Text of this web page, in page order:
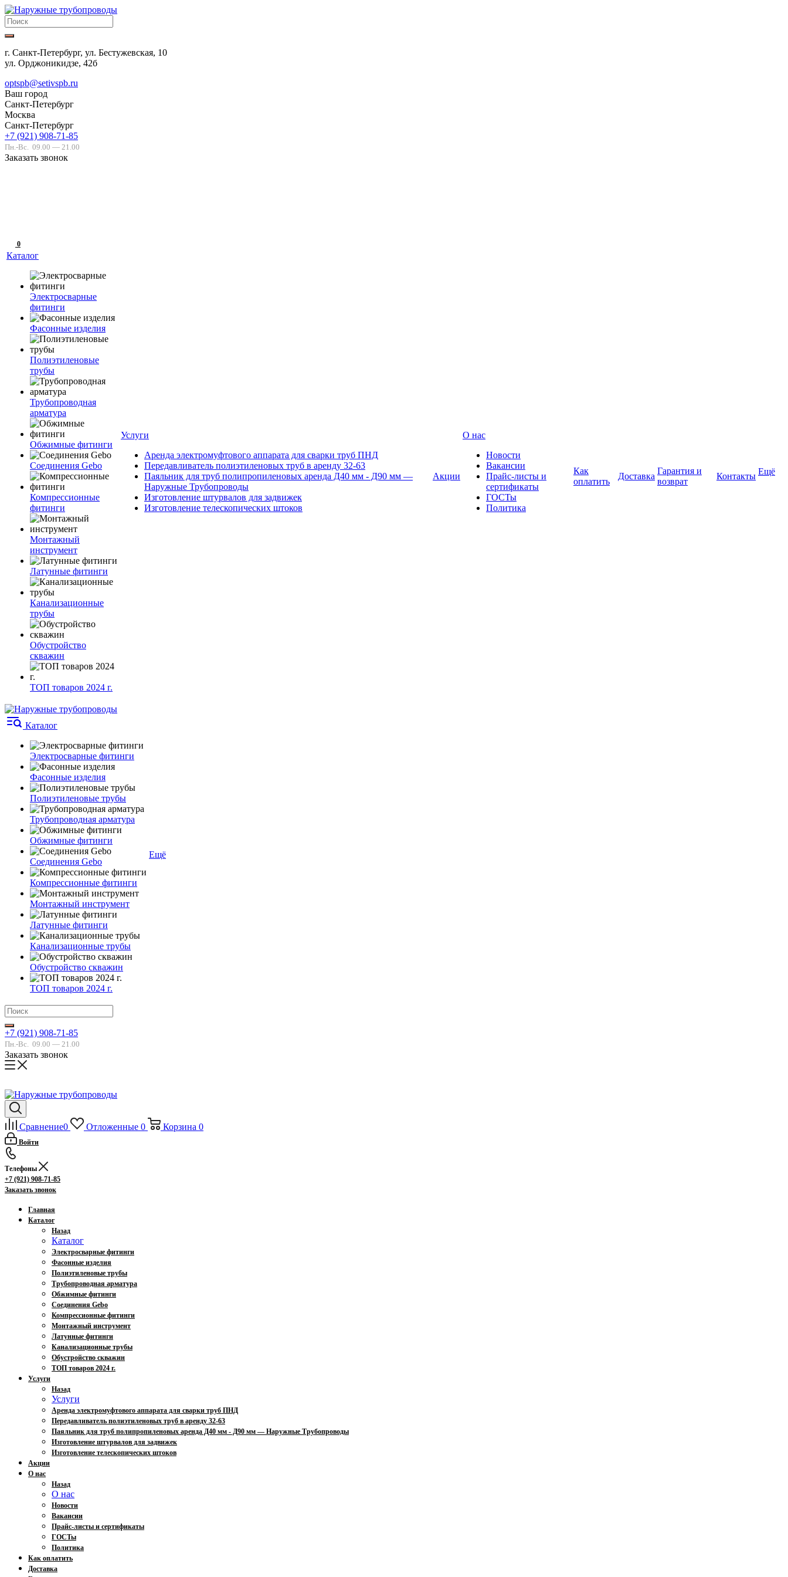
г. Санкт-Петербург, ул. Бестужевская, 10
ул. Орджоникидзе, 42б
optspb@setivspb.ru
Ваш город
Санкт-Петербург
Москва
Санкт-Петербург
+7 (921) 908-71-85
Пн.-Вс. 09.00 — 21.00
Заказать звонок
0
Каталог
Электросварные
фитинги
Фасонные изделия
Полиэтиленовые
трубы
Трубопроводная
арматура
Обжимные фитинги
Соединения Gebo
Компрессионные
фитинги
Монтажный
инструмент
Латунные фитинги
Канализационные
трубы
Обустройство
скважин
ТОП товаров 2024 г.
Услуги
Аренда электромуфтового аппарата для сварки труб ПНД
Передавливатель полиэтиленовых труб в аренду 32-63
Паяльник для труб полипропиленовых аренда Д40 мм - Д90 мм —
Наружные Трубопроводы
Изготовление штурвалов для задвижек
Изготовление телескопических штоков
Акции
О нас
Новости
Вакансии
Прайс-листы и
сертификаты
ГОСТы
Политика
Как
оплатить
Доставка
Гарантия и
возврат
Контакты Ещё
Каталог
Электросварные фитинги
Фасонные изделия
Полиэтиленовые трубы
Трубопроводная арматура
Обжимные фитинги
Соединения Gebo
Компрессионные фитинги
Монтажный инструмент
Латунные фитинги
Канализационные трубы
Обустройство скважин
ТОП товаров 2024 г.
Ещё
+7 (921) 908-71-85
Пн.-Вс. 09.00 — 21.00
Заказать звонок
Сравнение0 Отложенные 0 Корзина 0
Войти
Телефоны
+7 (921) 908-71-85
Заказать звонок
Главная
Каталог
Назад
Каталог
Электросварные фитинги
Фасонные изделия
Полиэтиленовые трубы
Трубопроводная арматура
Обжимные фитинги
Соединения Gebo
Компрессионные фитинги
Монтажный инструмент
Латунные фитинги
Канализационные трубы
Обустройство скважин
ТОП товаров 2024 г.
Услуги
Назад
Услуги
Аренда электромуфтового аппарата для сварки труб ПНД
Передавливатель полиэтиленовых труб в аренду 32-63
Паяльник для труб полипропиленовых аренда Д40 мм - Д90 мм — Наружные Трубопроводы
Изготовление штурвалов для задвижек
Изготовление телескопических штоков
Акции
О нас
Назад
О нас
Новости
Вакансии
Прайс-листы и сертификаты
ГОСТы
Политика
Как оплатить
Доставка